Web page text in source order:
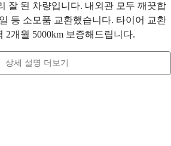
잘 된 차량입니다. 내외관 모두 깨끗합
등 소모품 교환했습니다. 타이어 교환
2개월 5000km 보증해드립니다.
상세 설명 더보기